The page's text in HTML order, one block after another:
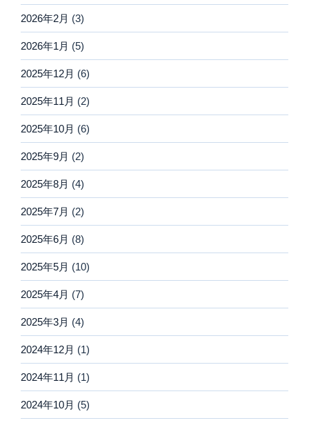
2026年2月 (3)
2026年1月 (5)
2025年12月 (6)
2025年11月 (2)
2025年10月 (6)
2025年9月 (2)
2025年8月 (4)
2025年7月 (2)
2025年6月 (8)
2025年5月 (10)
2025年4月 (7)
2025年3月 (4)
2024年12月 (1)
2024年11月 (1)
2024年10月 (5)